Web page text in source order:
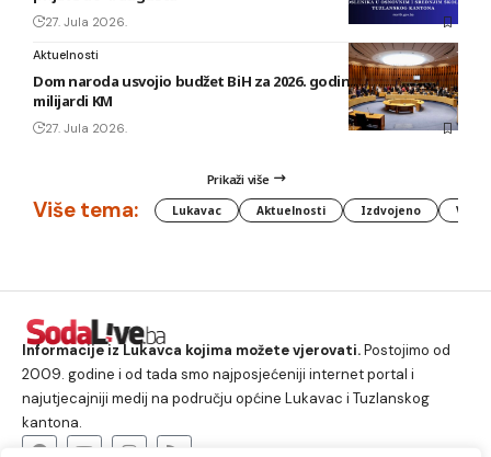
27. Jula 2026.
Aktuelnosti
Dom naroda usvojio budžet BiH za 2026. godinu vrijedan 1,58
milijardi KM
27. Jula 2026.
Prikaži više
Više tema: Lukavac Aktuelnosti Izdvojeno
Informacije iz Lukavca kojima možete vjerovati.Postojimo od
2009. godine i od tada smo najposjećeniji internet portal i
najutjecajniji medij na području općine Lukavac i Tuzlanskog
kantona.